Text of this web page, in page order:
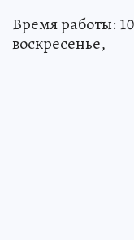
Время работы:
воскресенье,